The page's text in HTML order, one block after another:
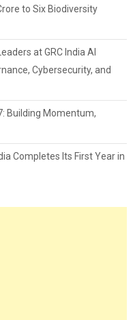
to Six Biodiversity
at GRC India AI
Cybersecurity, and
Building Momentum,
Completes Its First Year in